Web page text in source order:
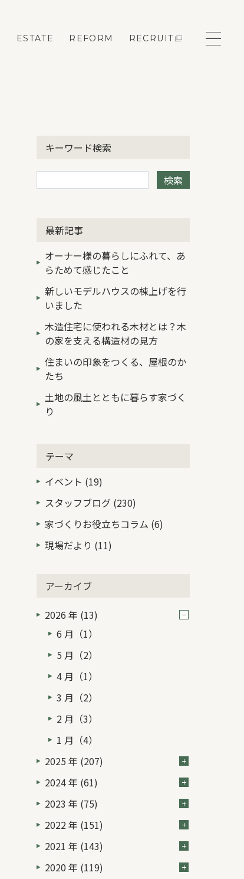
ESTATE REFORM RECRUIT
新築住宅のお問い合わせ
キーワード検索
検索
最新記事
オーナー様の暮らしにふれて、あ
らためて感じたこと
新しいモデルハウスの棟上げを行
いました
木造住宅に使われる木材とは？木
の家を支える構造材の見方
住まいの印象をつくる、屋根のか
たち
土地の風土とともに暮らす家づく
り
テーマ
イベント (19)
スタッフブログ (230)
家づくりお役立ちコラム (6)
現場だより (11)
アーカイブ
2026 年 (13)
6 月（1）
5 月（2）
4 月（1）
3 月（2）
2 月（3）
1 月（4）
2025 年 (207)
2024 年 (61)
2023 年 (75)
2022 年 (151)
2021 年 (143)
2020 年 (119)